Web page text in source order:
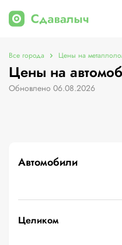
Все города Цены на
Цены на
Обновлено 06.08.2026
Автомобили
Целиком